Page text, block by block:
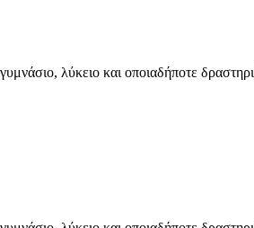
λύκειο και οποιαδήποτε